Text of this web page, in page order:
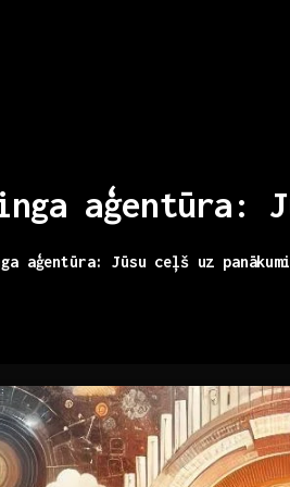
aģentūra:
aģentūra: Jūsu ceļš uz